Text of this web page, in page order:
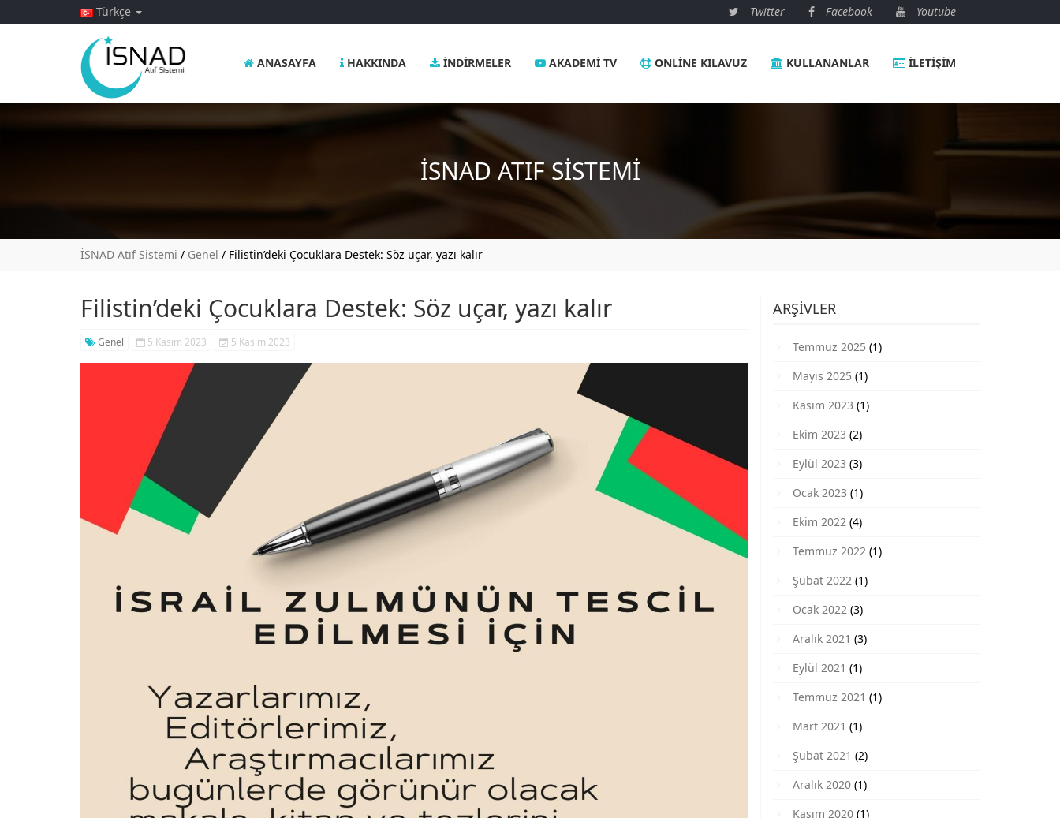
Türkçe Twitter Facebook Youtube
ANASAYFA HAKKINDA İNDIRMELER AKADEMI TV ONLINE KILAVUZ KULLANANLAR İLETIŞIM
İSNAD ATIF SISTEMI
İSNAD Atıf Sistemi / Genel / Filistin’deki Çocuklara Destek: Söz uçar, yazı kalır
Filistin’deki Çocuklara Destek: Söz uçar, yazı kalır
Genel 5 Kasım 2023 5 Kasım 2023
ARŞIVLER
Temmuz 2025 (1)
Mayıs 2025 (1)
Kasım 2023 (1)
Ekim 2023 (2)
Eylül 2023 (3)
Ocak 2023 (1)
Ekim 2022(4)
Temmuz 2022(1)
Şubat 2022(1)
Ocak 2022(3)
Aralık 2021 (3)
Eylül 2021 (1)
Temmuz 2021 (1)
Mart 2021 (1)
Şubat 2021 (2)
Aralık 2020(1)
Kasım 2020(1)